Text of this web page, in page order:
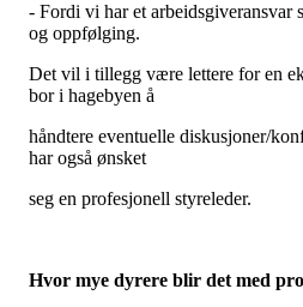
- Fordi vi har et arbeidsgiveransvar
og oppfølging.
Det vil i tillegg være lettere for en
bor i hagebyen å
håndtere eventuelle diskusjoner/
har også ønsket
seg en profesjonell styreleder.
Hvor mye dyrere blir det med